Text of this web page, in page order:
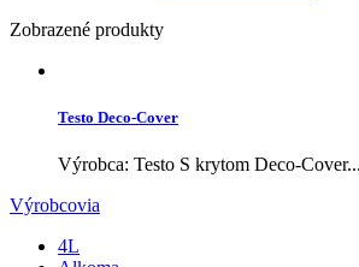
Zobrazené produkty
Testo Deco-Cover
Výrobca: Testo S krytom Deco-Cover...
Výrobcovia
4L